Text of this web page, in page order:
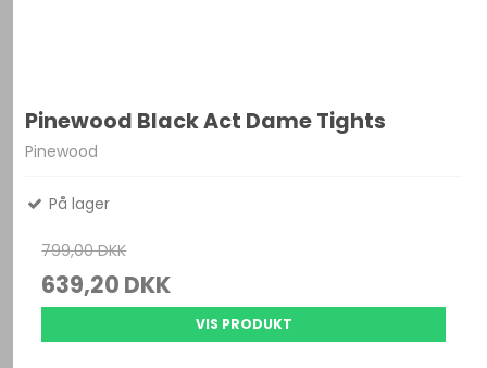
Pinewood Black Act Dame Tights
Pinewood
På lager
799,00 DKK
639,20 DKK
VIS PRODUKT